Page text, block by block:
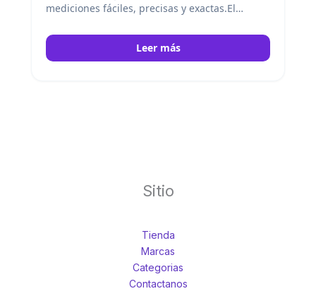
mediciones fáciles, precisas y exactas.El
cuchara de medida. Atago
Leer más
Sitio
Tienda
Marcas
Categorias
Contactanos